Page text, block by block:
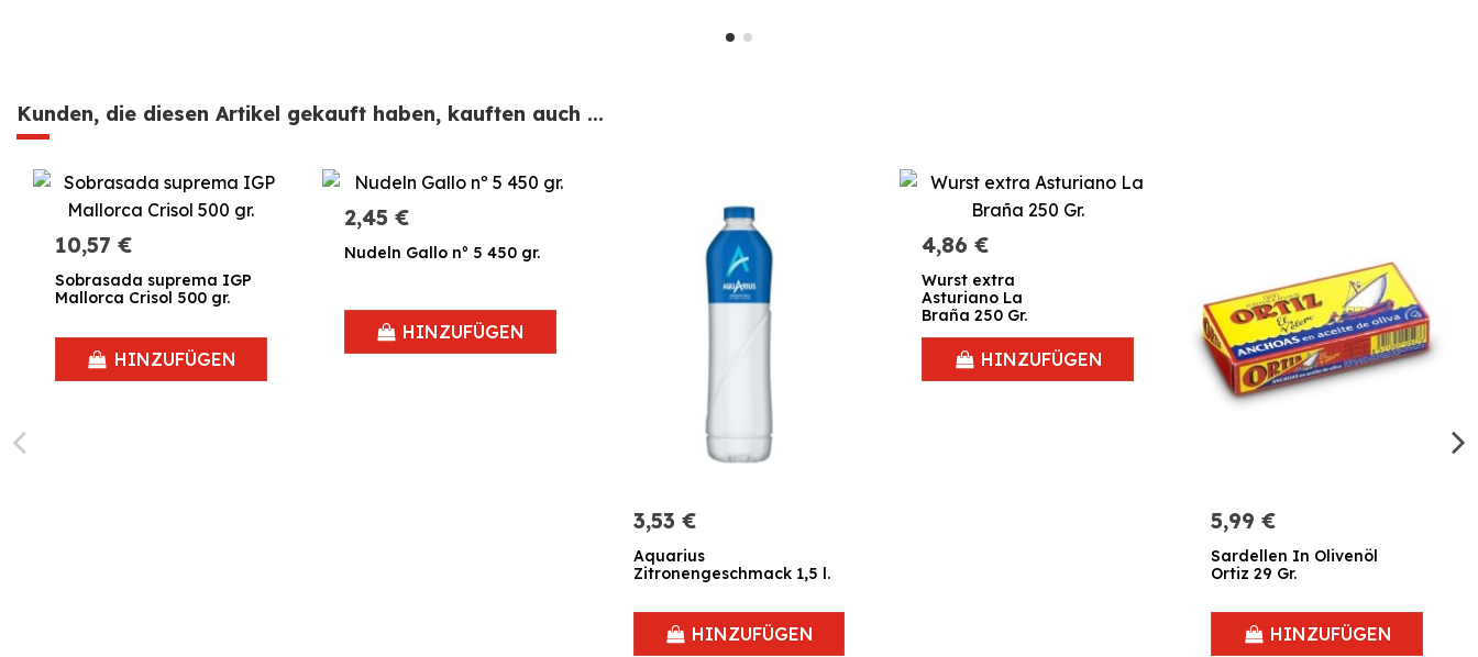
Kunden, die diesen Artikel gekauft haben, kauften auch ...
10,57 €
Sobrasada suprema IGP
Mallorca Crisol 500 gr.
HINZUFÜGEN
2,45 €
Nudeln Gallo nº 5 450 gr.
HINZUFÜGEN
3,53 €
Aquarius
Zitronengeschmack 1,5 l.
HINZUFÜGEN
4,86 €
Wurst extra
Asturiano La
Braña 250 Gr.
HINZUFÜGEN
5,99 €
Sardellen In Olivenöl
Ortiz 29 Gr.
HINZUFÜGEN